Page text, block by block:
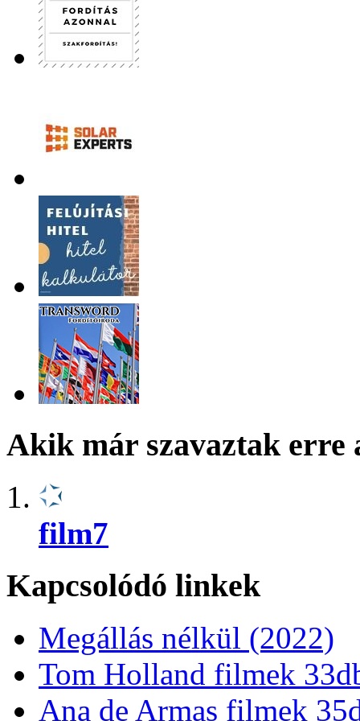
Akik már szavaztak erre
film7
Kapcsolódó linkek
Megállás nélkül (2022)
Tom Holland filmek
Ana de Armas filmek